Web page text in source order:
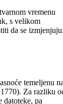
vremenu
s velikom
da se
temeljenu
Za razliku
datoteke, pa